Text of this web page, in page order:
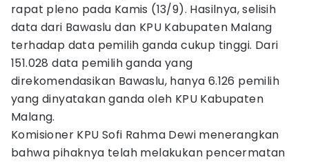
rapat pleno pada Kamis (13/9). Hasilnya, selisih
data dari Bawaslu dan KPU Kabupaten Malang
terhadap data pemilih ganda cukup tinggi. Dari
151.028 data pemilih ganda yang
direkomendasikan Bawaslu, hanya 6.126 pemilih
yang dinyatakan ganda oleh KPU Kabupaten
Malang.
Komisioner KPU Sofi Rahma Dewi menerangkan
bahwa pihaknya telah melakukan pencermatan